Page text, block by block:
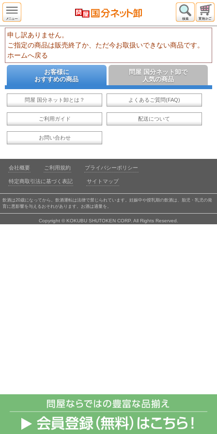
申し訳ありません。
ご指定の商品は販売終了か、ただ今お取扱いできない商品です。
ホームへ戻る
お客様に
おすすめの商品
問屋 国分ネット卸で
人気の商品
問屋 国分ネット卸とは？ よくあるご質問(FAQ)
ご利用ガイド 配送について
お問い合わせ
会社概要 ご利用規約 プライバシーポリシー
特定商取引法に基づく表記 サイトマップ
飲酒は20歳になってから。飲酒運転は法律で禁じられています。妊娠中や授乳期の飲酒は、胎児・乳児の発
育に悪影響を与えるおそれがあります。お酒は適量を。
Copyright © KOKUBU SHUTOKEN CORP. All Rights Reserved.